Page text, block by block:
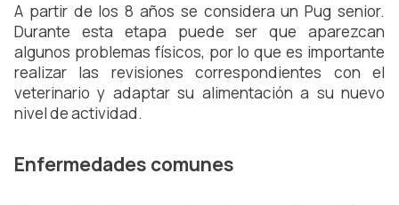
A partir de los 8 años se considera un Pug senior.
Durante esta etapa puede ser que aparezcan
algunos problemas físicos, por lo que es importante
realizar las revisiones correspondientes con el
veterinario y adaptar su alimentación a su nuevo
nivel de actividad.
Enfermedades comunes